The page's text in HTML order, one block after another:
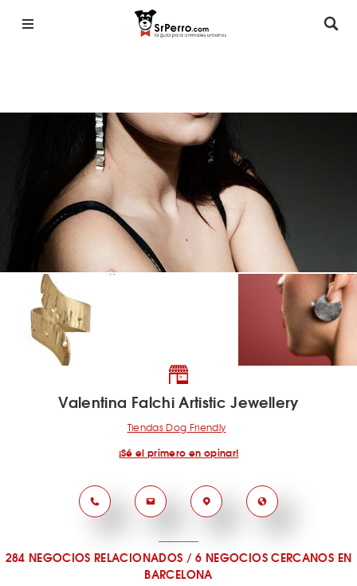
Valentina Falchi Artistic Jewellery
Tiendas Dog Friendly
¡Sé el primero en opinar!
284 NEGOCIOS RELACIONADOS /6 NEGOCIOS CERCANOS EN
BARCELONA